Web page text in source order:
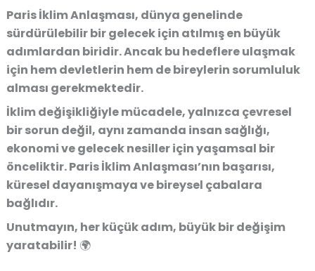
Paris İklim Anlaşması, dünya genelinde
sürdürülebilir bir gelecek için atılmış en büyük
adımlardan biridir. Ancak bu hedeflere ulaşmak
için hem devletlerin hem de bireylerin sorumluluk
alması gerekmektedir.
İklim değişikliğiyle mücadele, yalnızca çevresel
bir sorun değil, aynı zamanda insan sağlığı,
ekonomi ve gelecek nesiller için yaşamsal bir
önceliktir. Paris İklim Anlaşması’nın başarısı,
küresel dayanışmaya ve bireysel çabalara
bağlıdır.
Unutmayın, her küçük adım, büyük bir değişim
yaratabilir! 🌍